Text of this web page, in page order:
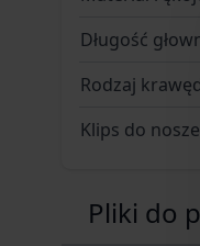
Długość
Rodzaj
Klips do
Pliki do